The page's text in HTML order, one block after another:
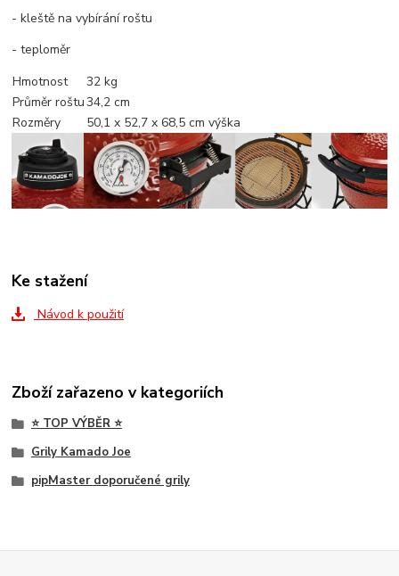
- kleště na vybírání roštu
- teploměr
Hmotnost
32 kg
Průměr roštu34,2 cm
Rozměry
50,1 x 52,7 x 68,5 cm výška
Ke stažení
Návod k použití
Zboží zařazeno v kategoriích
⭐ TOP VÝBĚR ⭐
Grily Kamado Joe
pipMaster doporučené grily